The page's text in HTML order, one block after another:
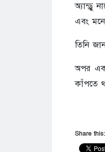
অ্যান্ড্রু
এবং
তিনি
অপর এক
কাঁপতে
Share this: